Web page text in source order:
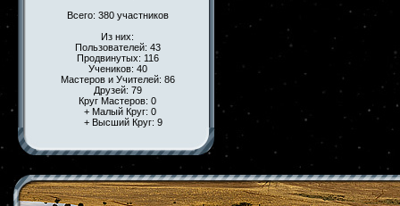
Всего: 380 участников
Из них:
Пользователей: 43
Продвинутых: 116
Учеников: 40
Мастеров и Учителей: 86
Друзей: 79
Круг Мастеров: 0
+ Малый Круг: 0
+ Высший Круг: 9